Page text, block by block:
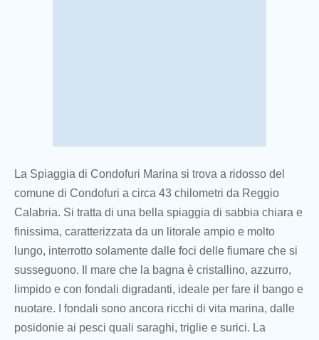
La Spiaggia di Condofuri Marina si trova a ridosso del
comune di Condofuri a circa 43 chilometri da Reggio
Calabria. Si tratta di una bella spiaggia di sabbia chiara e
finissima, caratterizzata da un litorale ampio e molto
lungo, interrotto solamente dalle foci delle fiumare che si
susseguono. Il mare che la bagna è cristallino, azzurro,
limpido e con fondali digradanti, ideale per fare il bango e
nuotare. I fondali sono ancora ricchi di vita marina, dalle
posidonie ai pesci quali saraghi, triglie e surici. La